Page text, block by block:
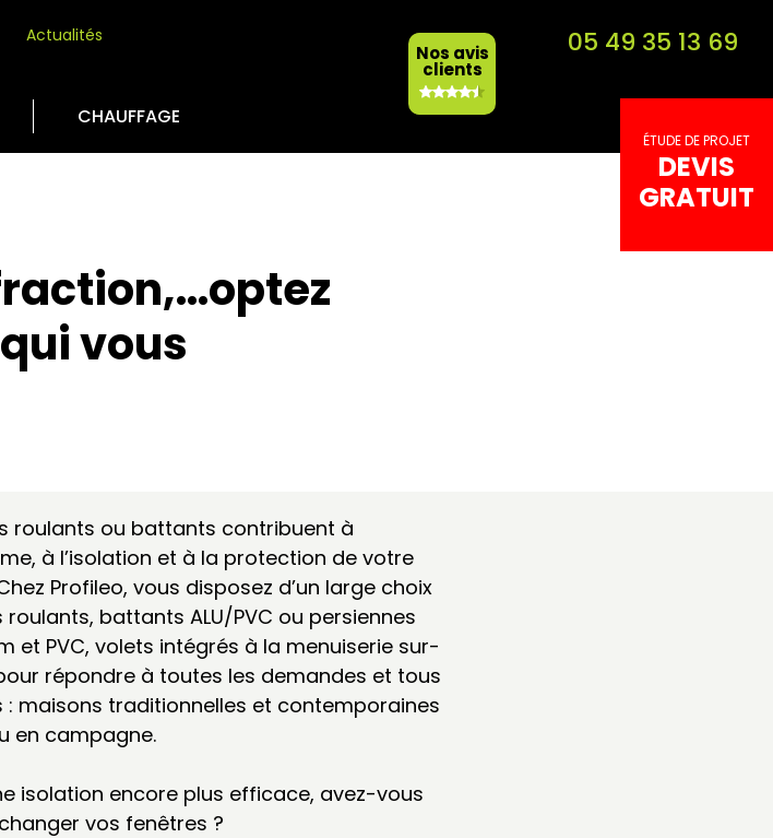
Actualités
CHAUFFAGE
ÉTUDE DEPROJET
DEVIS
GRATUIT
05 49 35 13 69
Nos avis
clients
vous
roulants ou battants contribuent à
à l’isolation et à la protection de votre
Profileo, vous disposez d’un large choix
roulants, battants ALU/PVC ou persiennes
et PVC, volets intégrés à la menuiserie sur-
répondre à toutes les demandes et tous
: maisons traditionnelles et contemporaines
en campagne.
isolation encore plus efficace, avez-vous
vos fenêtres ?